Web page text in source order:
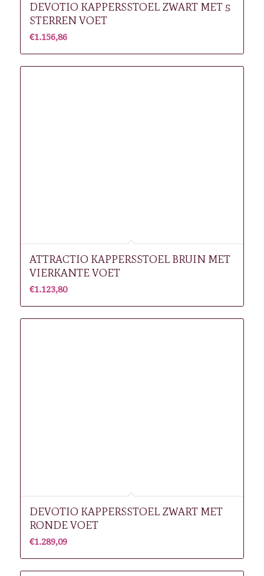
DEVOTIO KAPPERSSTOEL ZWART MET 5
STERREN VOET
€1.156,86
ATTRACTIO KAPPERSSTOEL BRUIN MET
VIERKANTE VOET
€1.123,80
DEVOTIO KAPPERSSTOEL ZWART MET
RONDE VOET
€1.289,09